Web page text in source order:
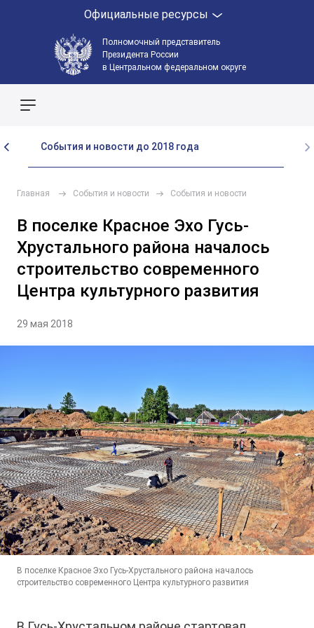
Полномочный представитель
Президента России
в Центральном федеральном округе
Официальные ресурсы
События и новости до 2018 года
Главная События и новости События и новости
В поселке Красное Эхо Гусь-
Хрустального района началось
строительство современного
Центра культурного развития
29 мая 2018
В поселке Красное Эхо Гусь-Хрустального района началось
строительство современного Центра культурного развития